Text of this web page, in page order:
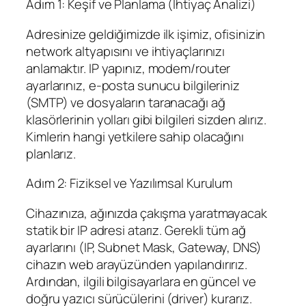
Adım 1: Keşif ve Planlama (İhtiyaç Analizi)
Adresinize geldiğimizde ilk işimiz, ofisinizin
network altyapısını ve ihtiyaçlarınızı
anlamaktır. IP yapınız, modem/router
ayarlarınız, e-posta sunucu bilgileriniz
(SMTP) ve dosyaların taranacağı ağ
klasörlerinin yolları gibi bilgileri sizden alırız.
Kimlerin hangi yetkilere sahip olacağını
planlarız.
Adım 2: Fiziksel ve Yazılımsal Kurulum
Cihazınıza, ağınızda çakışma yaratmayacak
statik bir IP adresi atarız. Gerekli tüm ağ
ayarlarını (IP, Subnet Mask, Gateway, DNS)
cihazın web arayüzünden yapılandırırız.
Ardından, ilgili bilgisayarlara en güncel ve
doğru yazıcı sürücülerini (driver) kurarız.